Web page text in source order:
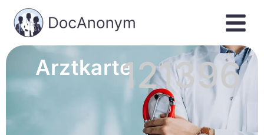
Arztkarte121396